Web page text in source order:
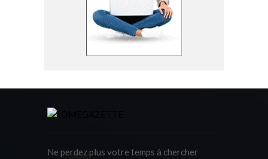
Ne perdez plus votre temps à chercher